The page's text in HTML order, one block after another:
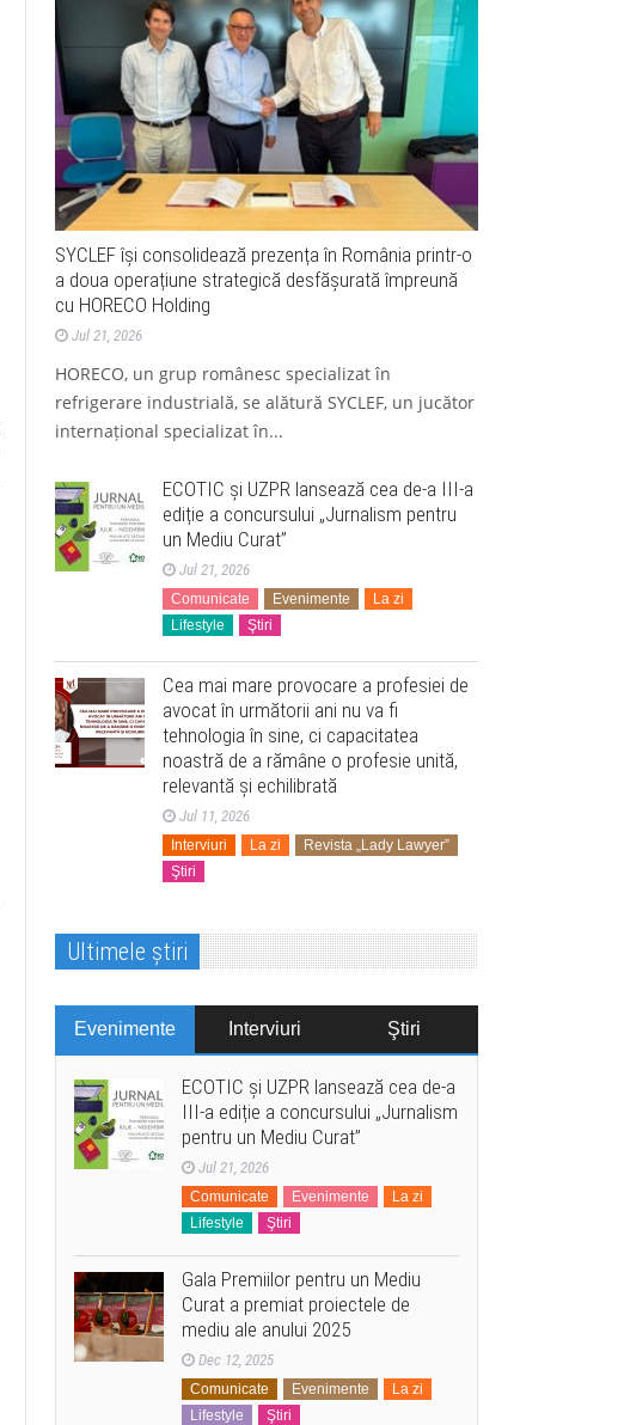
SYCLEF își consolidează prezența în România printr-o
a doua operațiune strategică desfășurată împreună
cu HORECO Holding
Jul 21, 2026
HORECO, un grup românesc specializat în
refrigerare industrială, se alătură SYCLEF, un jucător
internațional specializat în...
ECOTIC și UZPR lansează cea de-a III-a
ediție a concursului „Jurnalism pentru
un Mediu Curat”
Jul 21, 2026
Comunicate Evenimente
La zi
Lifestyle
Ştiri
Cea mai mare provocare a profesiei de
avocat în următorii ani nu va fi
tehnologia în sine, ci capacitatea
noastră de a rămâne o profesie unită,
relevantă și echilibrată
Jul 11, 2026
Interviuri La zi
Revista „Lady Lawyer”
Ştiri
Ultimele știri
Evenimente Interviuri Ştiri
ECOTIC și UZPR lansează cea de-a
III-a ediție a concursului „Jurnalism
pentru un Mediu Curat”
Jul 21, 2026
Comunicate Evenimente
La zi
Lifestyle
Ştiri
Gala Premiilor pentru un Mediu
Curat a premiat proiectele de
mediu ale anului 2025
Dec 12, 2025
Comunicate Evenimente
La zi
Lifestyle
Ştiri